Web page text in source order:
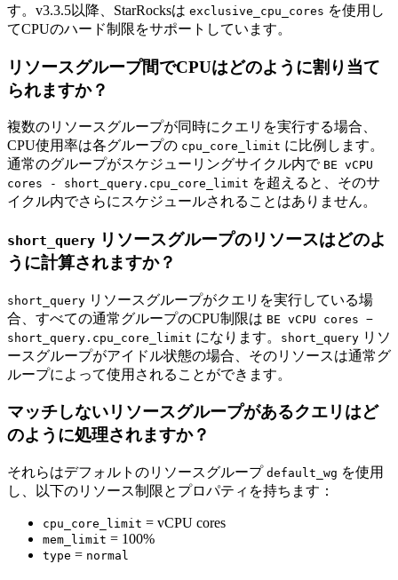
す。v3.3.5以降、StarRocksは exclusive_cpu_cores を使用し
てCPUのハード制限をサポートしています。
リソースグループ間でCPUはどのように割り当て
られますか？
複数のリソースグループが同時にクエリを実行する場合、
CPU使用率は各グループの cpu_core_limit に比例します。
通常のグループがスケジューリングサイクル内で BE vCPU
cores - short_query.cpu_core_limit を超えると、そのサ
イクル内でさらにスケジュールされることはありません。
short_query リソースグループのリソースはどのよ
うに計算されますか？
short_query リソースグループがクエリを実行している場
合、すべての通常グループのCPU制限は BE vCPU cores −
short_query.cpu_core_limit になります。 short_query リソ
ースグループがアイドル状態の場合、そのリソースは通常グ
ループによって使用されることができます。
マッチしないリソースグループがあるクエリはど
のように処理されますか？
それらはデフォルトのリソースグループ default_wg を使用
し、以下のリソース制限とプロパティを持ちます：
cpu_core_limit = vCPU cores
mem_limit = 100%
type = normal